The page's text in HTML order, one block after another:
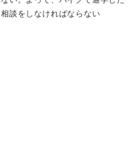
談をしなければならない